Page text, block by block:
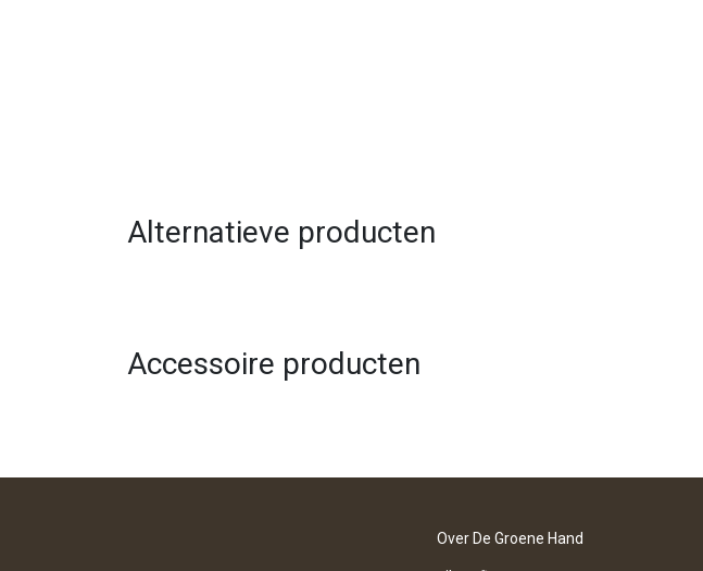
Alternatieve producten
Accessoire producten
Over De Groene Hand